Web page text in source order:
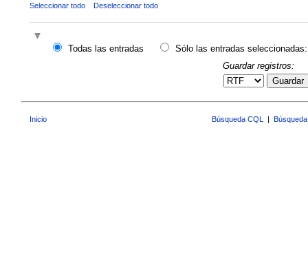
Seleccionar todo Deseleccionar todo
Todas las entradas
Sólo las entradas seleccionadas:
Guardar registros:
Guardar
Inicio Búsqueda CQL